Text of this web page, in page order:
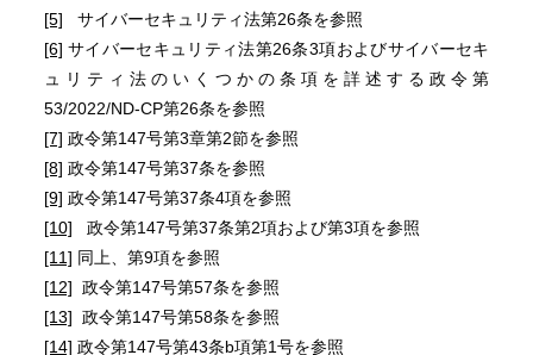
[5] サイバーセキュリティ法第26条を参照
[6] サイバーセキュリティ法第26条3項およびサイバーセキ
ュリティ法のいくつかの条項を詳述する政令第
53/2022/ND-CP第26条を参照
[7] 政令第147号第3章第2節を参照
[8] 政令第147号第37条を参照
[9] 政令第147号第37条4項を参照
[10] 政令第147号第37条第2項および第3項を参照
[11] 同上、第9項を参照
[12] 政令第147号第57条を参照
[13] 政令第147号第58条を参照
[14] 政令第147号第43条b項第1号を参照